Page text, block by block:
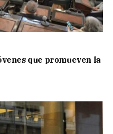
que promueven la